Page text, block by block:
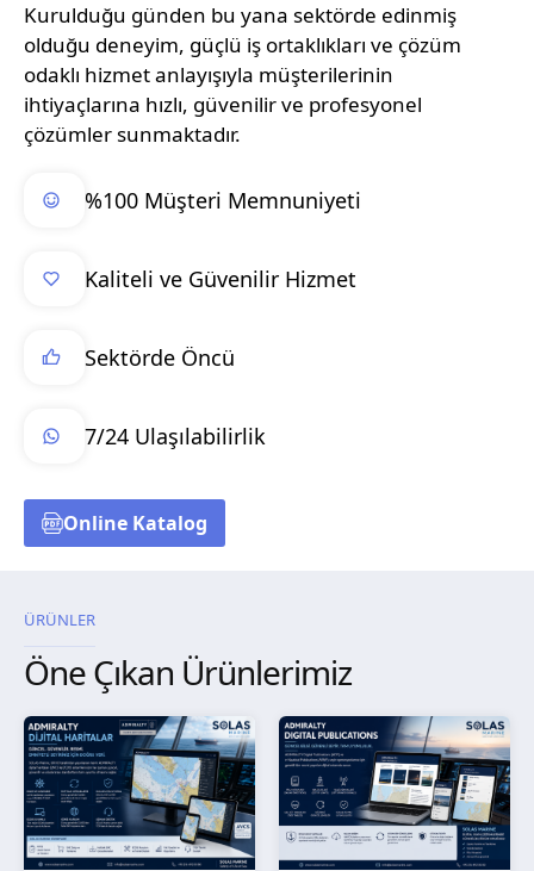
Kurulduğu günden bu yana sektörde edinmiş
olduğu deneyim, güçlü iş ortaklıkları ve çözüm
odaklı hizmet anlayışıyla müşterilerinin
ihtiyaçlarına hızlı, güvenilir ve profesyonel
çözümler sunmaktadır.
%100 Müşteri Memnuniyeti
Kaliteli ve Güvenilir Hizmet
Sektörde Öncü
7/24 Ulaşılabilirlik
Online Katalog
ÜRÜNLER
Öne Çıkan Ürünlerimiz
Kağıt Harita